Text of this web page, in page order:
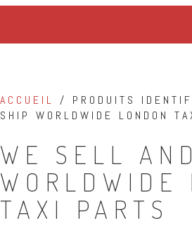
ACCUEIL / PRODUITS
SHIP WORLDWIDE LONDON
WE SELL
WORLDWIDE
TAXI PARTS